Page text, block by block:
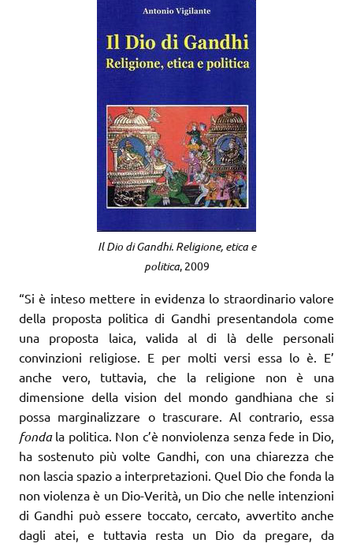
Il Dio di Gandhi. Religione, etica e
politica, 2009
“Si è inteso mettere in evidenza lo straordinario valore
della proposta politica di Gandhi presentandola come
una proposta laica, valida al di là delle personali
convinzioni religiose. E per molti versi essa lo è. E’
anche vero, tuttavia, che la religione non è una
dimensione della vision del mondo gandhiana che si
possa marginalizzare o trascurare. Al contrario, essa
fondala politica. Non c’è nonviolenza senza fede in Dio,
ha sostenuto più volte Gandhi, con una chiarezza che
non lascia spazio a interpretazioni. Quel Dio che fonda la
non violenza è un Dio-Verità, un Dio che nelle intenzioni
di Gandhi può essere toccato, cercato, avvertito anche
dagli atei, e tuttavia resta un Dio da pregare, da